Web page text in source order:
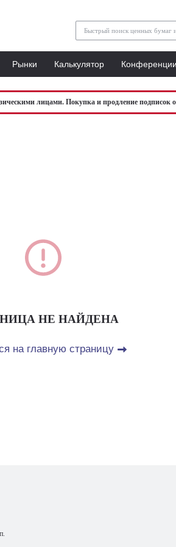
Рынки Калькулятор Конференции
лицами. Покупка и продление подписок
НЕ НАЙДЕНА
на главную страницу